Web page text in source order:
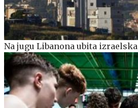
Na jugu Libanona ubita